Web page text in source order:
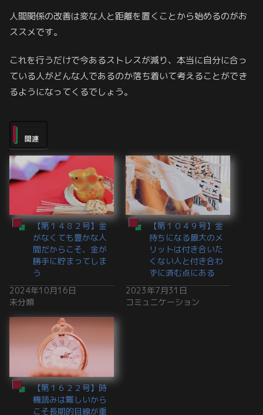
人間関係の改善は変な人と距離を置くことから始めるのがお
ススメです。
これを行うだけで今あるストレスが減り、本当に自分に合っ
ている人がどんな人であるのか落ち着いて考えることができ
るようになってくるでしょう。
関連
【第１４８２号】金
がなくても豊かな人
間だからこそ、金が
勝手に貯まってしま
う
2024年10月16日
未分類
【第１０４９号】金
持ちになる最大のメ
リットは付き合いた
くない人と付き合わ
ずに済む点にある
2023年7月31日
コミュニケーション
【第１６２２号】時
機読みは難しいから
こそ長期的目線が重